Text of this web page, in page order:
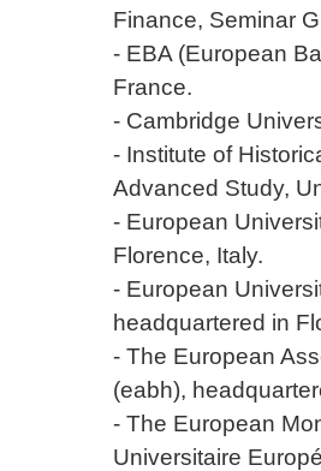
Finance, Seminar
- EBA (European
France.
- Cambridge
- Institute of
Advanced Study,
- European
Florence, Italy.
- European
headquartered in
- The European
(eabh),
- The European
Universitaire